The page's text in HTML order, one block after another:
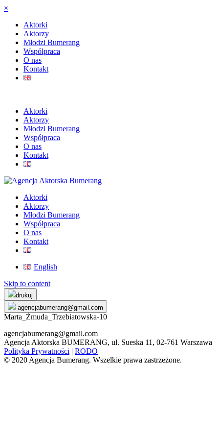
×
Aktorki
Aktorzy
Młodzi Bumerang
Współpraca
O nas
Kontakt
Aktorki
Aktorzy
Młodzi Bumerang
Współpraca
O nas
Kontakt
Aktorki
Aktorzy
Młodzi Bumerang
Współpraca
O nas
Kontakt
English
Skip to content
drukuj
agencjabumerang@gmail.com
Marta_Żmuda_Trzebiatowska-10
agencjabumerang@gmail.com
Agencja Aktorska BUMERANG, ul. Sueska 11, 02-761 Warszawa
Polityka Prywatności | RODO
© 2020 Agencja Bumerang. Wszelkie prawa zastrzeżone.